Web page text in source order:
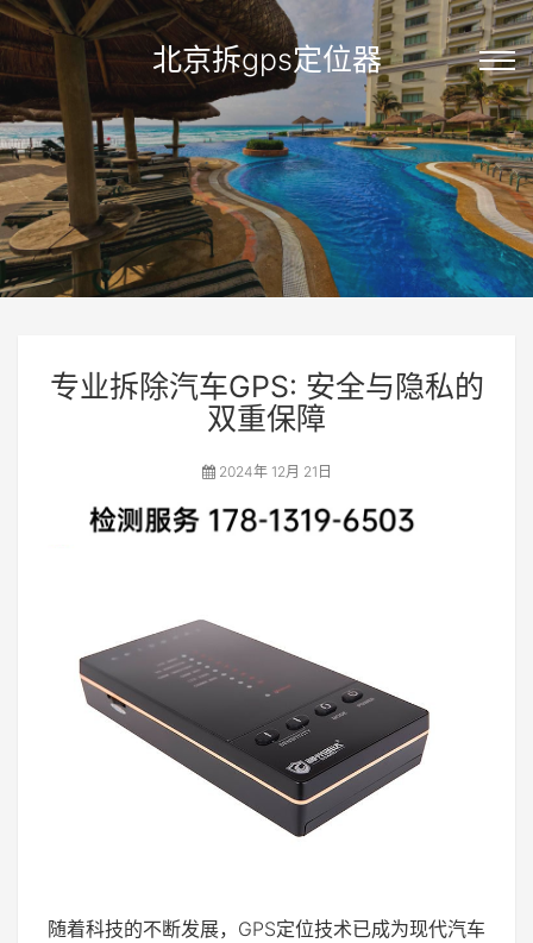
北京拆gps定位器
专业拆除汽车GPS: 安全与隐私的
双重保障
2024年 12月 21日
随着科技的不断发展，GPS定位技术已成为现代汽车